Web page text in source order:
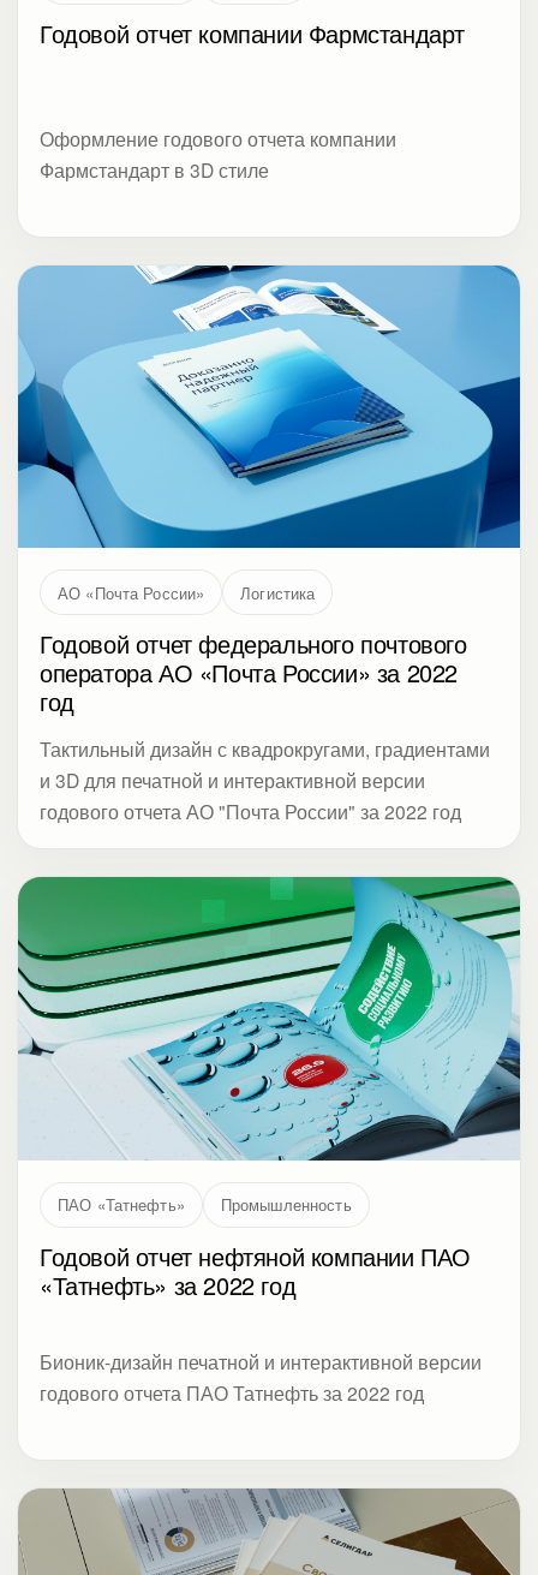
Годовой отчет компании Фармстандарт
Оформление годового отчета компании
Фармстандарт в 3D стиле
АО «Почта России» Логистика
Годовой отчет федерального почтового
оператора АО «Почта России» за 2022
год
Тактильный дизайн с квадрокругами, градиентами
и 3D для печатной и интерактивной версии
годового отчета АО "Почта России" за 2022 год
ПАО «Татнефть» Промышленность
Годовой отчет нефтяной компании ПАО
«Татнефть» за 2022 год
Бионик-дизайн печатной и интерактивной версии
годового отчета ПАО Татнефть за 2022 год